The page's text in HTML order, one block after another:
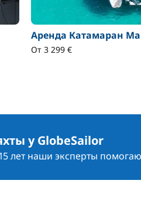
Аренда Катамаран
От 3 299 €
у GlobeSailor
лет наши эксперты